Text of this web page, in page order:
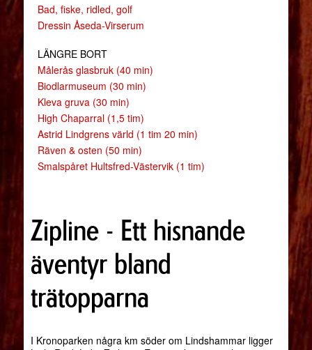
Bad, fiske, ridled, golf
Dressin Åseda-Virserum
LÄNGRE BORT
Målerås glasbruk (40 min)
Biodlarmuseum (30 min)
Kleva gruva (30 min)
High Chaparral (1,5 tim)
Astrid Lindgrens värld (1 tim 20 min)
Räven & osten (50 min)
Smalspåret Hultsfred-Västervik (1 tim)
Zipline - Ett hisnande
äventyr bland
trätopparna
I Kronoparken några km söder om Lindshammar ligger